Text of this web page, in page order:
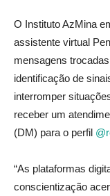
O Instituto AzMina
assistente virtual
mensagens
identificação de
interromper
receber um
(DM) para o perfil
“As plataformas
conscientização